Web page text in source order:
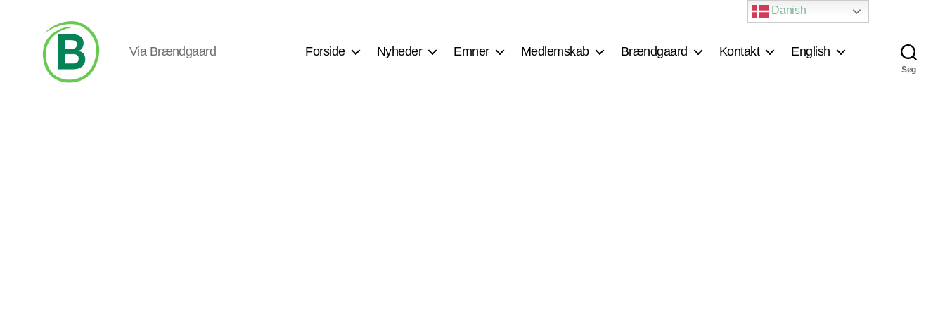
Via Brændgaard Forside Nyheder Emner Medlemskab Brændgaard Kontakt English
Søg
Danish